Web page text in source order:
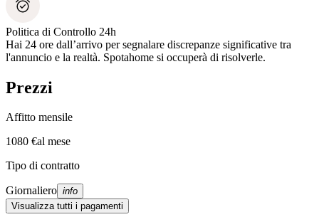
Politica di Controllo 24h
Hai 24 ore dall’arrivo per segnalare discrepanze significative tra
l'annuncio e la realtà. Spotahome si occuperà di risolverle.
Prezzi
Affitto mensile
1080 €al mese
Tipo di contratto
Giornaliero info
Visualizza tutti i pagamenti